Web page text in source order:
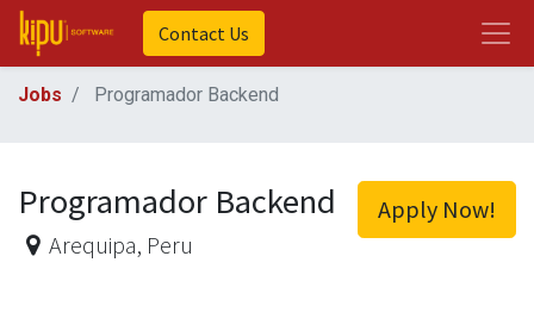
Contact Us
Jobs Programador Backend
Apply Now!
Programador Backend
Arequipa, Peru